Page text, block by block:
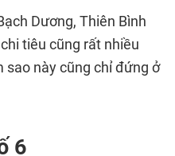
Dương, Thiên Bình
tiêu cũng rất nhiều
sao này cũng chỉ đứng ở
6